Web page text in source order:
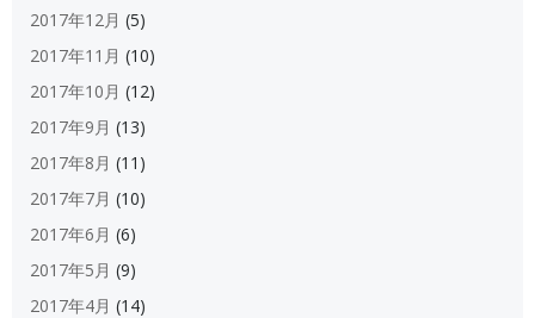
2017年12月 (5)
2017年11月 (10)
2017年10月 (12)
2017年9月 (13)
2017年8月 (11)
2017年7月 (10)
2017年6月 (6)
2017年5月 (9)
2017年4月 (14)